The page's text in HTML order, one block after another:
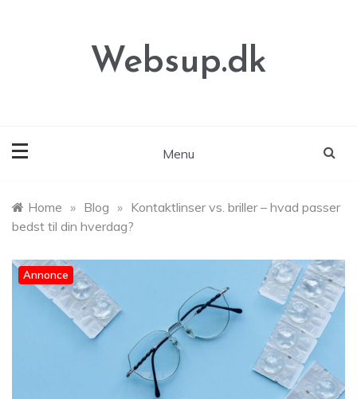
Websup.dk
Menu
Home » Blog » Kontaktlinser vs. briller – hvad passer
bedst til din hverdag?
Annonce